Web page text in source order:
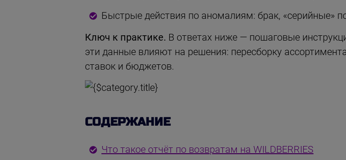
Быстрые действия по аномалиям: брак, «серийные»
Ключ к практике. В ответах ниже — пошаговые
эти данные влияют на решения: пересборку
ставок и бюджетов.
СОДЕРЖАНИЕ
Что такое отчёт по возвратам на WILDBERRIES